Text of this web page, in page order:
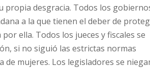
propia desgracia. Todos los
a la que tienen el deber de
ella. Todos los jueces y fiscales se
si no siguió las estrictas normas
mujeres. Los legisladores se